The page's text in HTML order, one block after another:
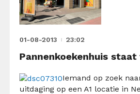
01-08-2013 23:02
Pannenkoekenhuis
Iemand op zoek
uitdaging op een A1 locatie in